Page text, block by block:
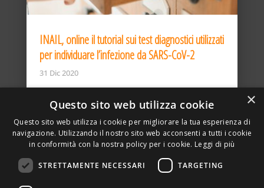
INAIL, online il tutorial sui test diagnostici utilizzati
per individuare l’infezione da SARS-CoV-2
31 Dic 2020
×
Questo sito web utilizza cookie
Questo sito web utilizza i cookie per migliorare la tua esperienza di
navigazione. Utilizzando il nostro sito web acconsenti a tutti i cookie
in conformità con la nostra policy per i cookie. Leggi di più
STRETTAMENTE NECESSARI TARGETING